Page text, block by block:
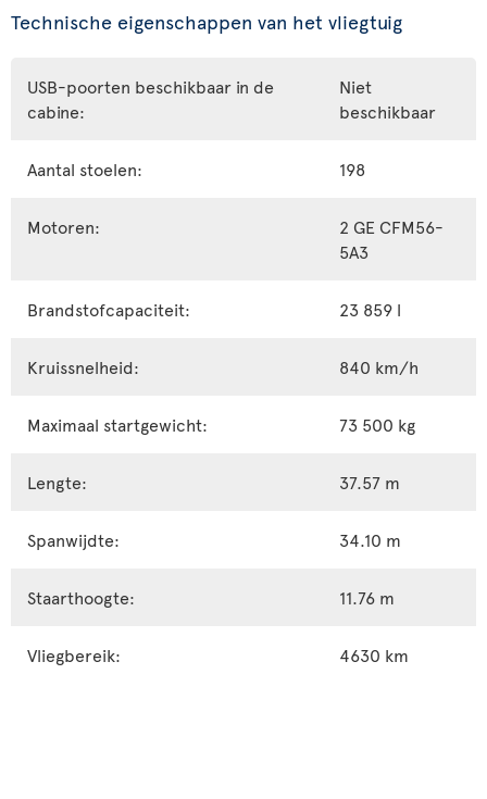
Technische eigenschappen van het vliegtuig
USB-poorten beschikbaar in de
cabine:
Niet
beschikbaar
Aantal stoelen: 198
Motoren:
2 GE CFM56-
5A3
Brandstofcapaciteit: 23 859 l
Kruissnelheid: 840 km/h
Maximaal startgewicht: 73 500 kg
Lengte: 37.57 m
Spanwijdte: 34.10 m
Staarthoogte: 11.76 m
Vliegbereik: 4630 km